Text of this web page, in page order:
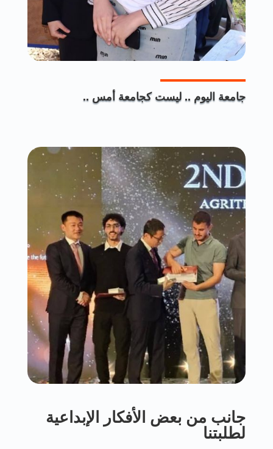
جامعة اليوم .. ليست كجامعة أمس ..
جانب من بعض الأفكار الإبداعية
لطلبتنا